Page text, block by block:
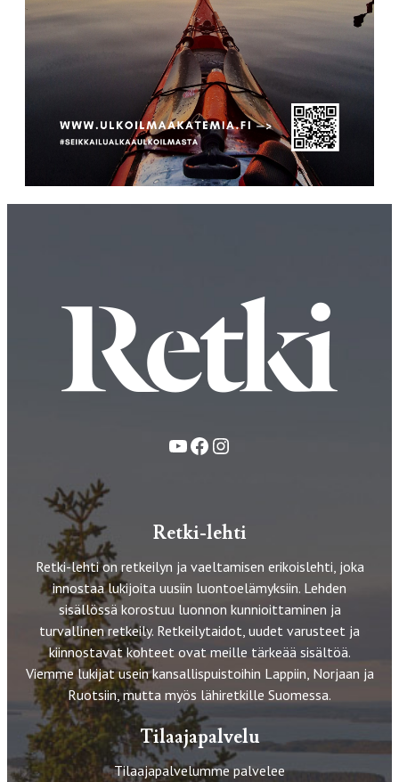
YouTube
FacebookInstagram
Retki-lehti
Retki-lehti on retkeilyn ja vaeltamisen erikoislehti, joka
innostaa lukijoita uusiin luontoelämyksiin. Lehden
sisällössä korostuu luonnon kunnioittaminen ja
turvallinen retkeily. Retkeilytaidot, uudet varusteet ja
kiinnostavat kohteet ovat meille tärkeää sisältöä.
Viemme lukijat usein kansallispuistoihin Lappiin, Norjaan ja
Ruotsiin, mutta myös lähiretkille Suomessa.
Tilaajapalvelu
Tilaajapalvelumme palvelee